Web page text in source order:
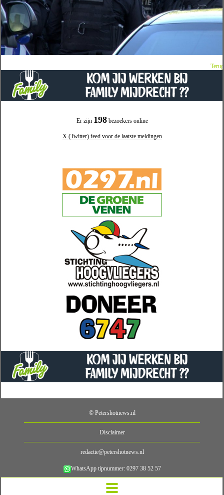
Er zijn 198bezoekers online
X (Twitter) feed voor de laatste meldingen
Terug
© Petershotnews.nl
Disclaimer
redactie@petershotnews.nl
WhatsApp tipnummer: 0297 38 52 57